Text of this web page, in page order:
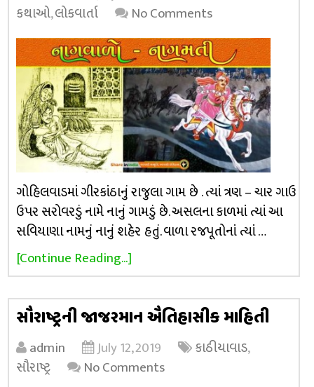
કથાઓ,લોકવાર્તા No Comments
ગોહિલવાડમાં ગીરકાંઠાનું રાજુલા ગામ છે . ત્યાં ત્રણ – ચાર ગાઉ
ઉપર સરોવરડું નામે નાનું ગામડું છે. અસલના કાળમાં ત્યાં આ
સવિયાણા નામનું નાનું શહેર હતું. વાળા રજપૂતોનાં ત્યાં …
[Continue Reading...]
સૌરાષ્ટ્રની જાજરમાન ઐતિહાસીક માહિતી
admin July 12, 2019 કાઠીયાવાડ,
સૌરાષ્ટ્ર
No Comments